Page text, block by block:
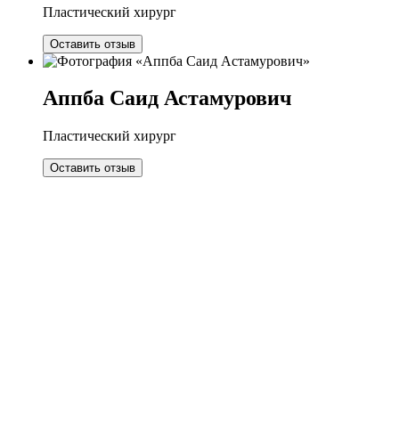
Пластический хирург
Оставить отзыв
Аппба Саид Астамурович
Пластический хирург
Оставить отзыв